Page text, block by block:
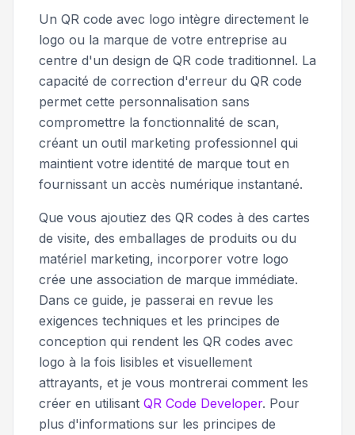
Un QR code avec logo intègre directement le
logo ou la marque de votre entreprise au
centre d'un design de QR code traditionnel. La
capacité de correction d'erreur du QR code
permet cette personnalisation sans
compromettre la fonctionnalité de scan,
créant un outil marketing professionnel qui
maintient votre identité de marque tout en
fournissant un accès numérique instantané.
Que vous ajoutiez des QR codes à des cartes
de visite, des emballages de produits ou du
matériel marketing, incorporer votre logo
crée une association de marque immédiate.
Dans ce guide, je passerai en revue les
exigences techniques et les principes de
conception qui rendent les QR codes avec
logo à la fois lisibles et visuellement
attrayants, et je vous montrerai comment les
créer en utilisant QR Code Developer. Pour
plus d'informations sur les principes de